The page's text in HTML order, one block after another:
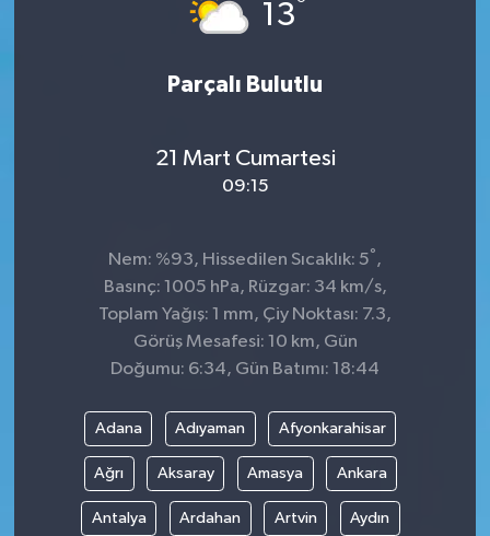
13°
Parçalı Bulutlu
21 Mart Cumartesi
09:15
Nem: %93, Hissedilen Sıcaklık: 5° ,
Basınç: 1005 hPa, Rüzgar: 34 km/s,
Toplam Yağış: 1 mm, Çiy Noktası: 7.3,
Görüş Mesafesi: 10 km, Gün
Doğumu: 6:34, Gün Batımı: 18:44
Adana Adıyaman Afyonkarahisar
Ağrı Aksaray Amasya Ankara
Antalya Ardahan Artvin Aydın